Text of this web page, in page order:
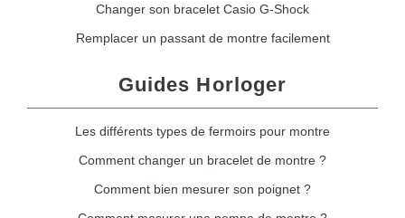
Changer son bracelet Casio G-Shock
Remplacer un passant de montre facilement
Guides Horloger
Les différents types de fermoirs pour montre
Comment changer un bracelet de montre ?
Comment bien mesurer son poignet ?